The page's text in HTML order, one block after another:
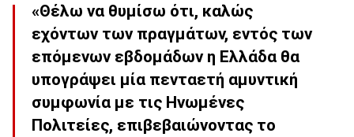
«Θέλω να θυμίσω ότι, καλώς
εχόντων των πραγμάτων, εντός των
επόμενων εβδομάδων η Ελλάδα θα
υπογράψει μία πενταετή αμυντική
συμφωνία με τις Ηνωμένες
Πολιτείες, επιβεβαιώνοντας το